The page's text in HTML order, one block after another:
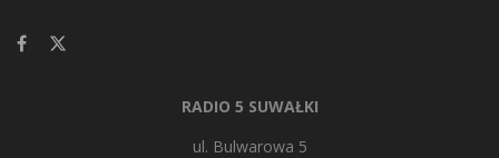
RADIO 5 SUWAŁKI
ul. Bulwarowa 5